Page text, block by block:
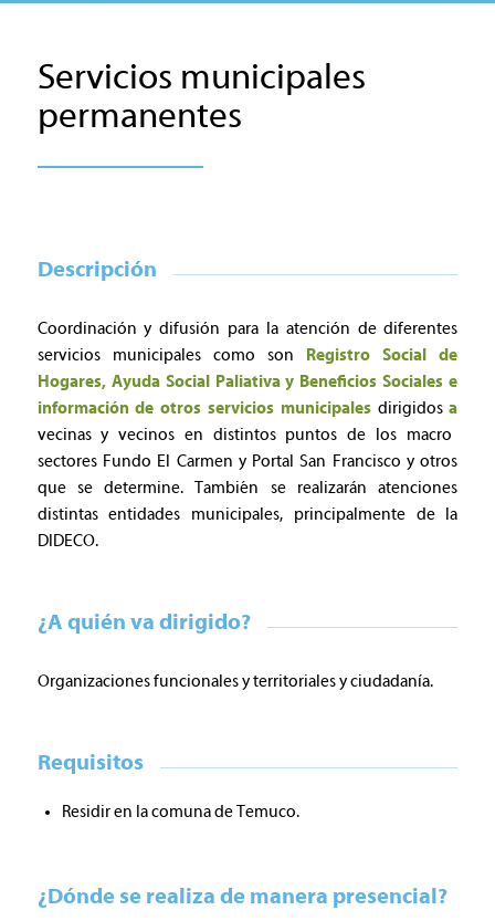
Servicios municipales
permanentes
Descripción
Coordinación y difusión para la atención de diferentes
servicios municipales como son
Registro Social de
Hogares, Ayuda Social Paliativa y Beneficios Sociales e
información de otros servicios municipales dirigidosa
vecinas y vecinos en distintos puntos de los macro
sectores Fundo El Carmen y Portal San Francisco y otros
que se determine. También se realizarán atenciones
distintas entidades municipales, principalmente de la
DIDECO.
¿A quién va dirigido?
Organizaciones funcionales y territoriales y ciudadanía.
Requisitos
Residir en la comuna de Temuco.
¿Dónde se realiza de manera presencial?